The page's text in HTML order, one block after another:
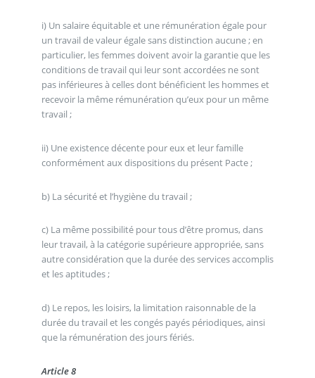
i) Un salaire équitable et une rémunération égale pour
un travail de valeur égale sans distinction aucune ; en
particulier, les femmes doivent avoir la garantie que les
conditions de travail qui leur sont accordées ne sont
pas inférieures à celles dont bénéficient les hommes et
recevoir la même rémunération qu’eux pour un même
travail ;
ii) Une existence décente pour eux et leur famille
conformément aux dispositions du présent Pacte ;
b) La sécurité et l’hygiène du travail ;
c) La même possibilité pour tous d’être promus, dans
leur travail, à la catégorie supérieure appropriée, sans
autre considération que la durée des services accomplis
et les aptitudes ;
d) Le repos, les loisirs, la limitation raisonnable de la
durée du travail et les congés payés périodiques, ainsi
que la rémunération des jours fériés.
Article 8